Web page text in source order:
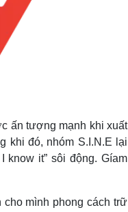
ấn tượng mạnh khi xuất
khi đó, nhóm S.I.N.E lại
know it” sôi động. Gíam
mình phong cách trữ